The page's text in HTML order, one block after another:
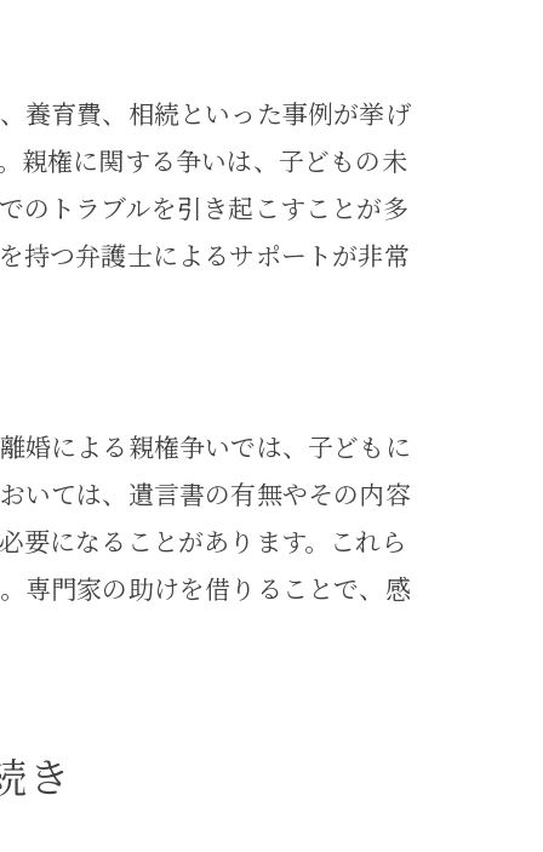
る
ポート
養育費、相続といった事例が挙げ
親権に関する争いは、子どもの未
のトラブルを引き起こすことが多
持つ弁護士によるサポートが非常
婚による親権争いでは、子どもに
いては、遺言書の有無やその内容
要になることがあります。これら
専門家の助けを借りることで、感
き